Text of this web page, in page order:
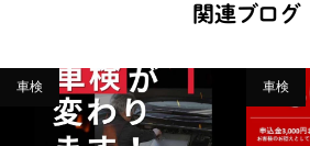
関連ブログ
車検 車検